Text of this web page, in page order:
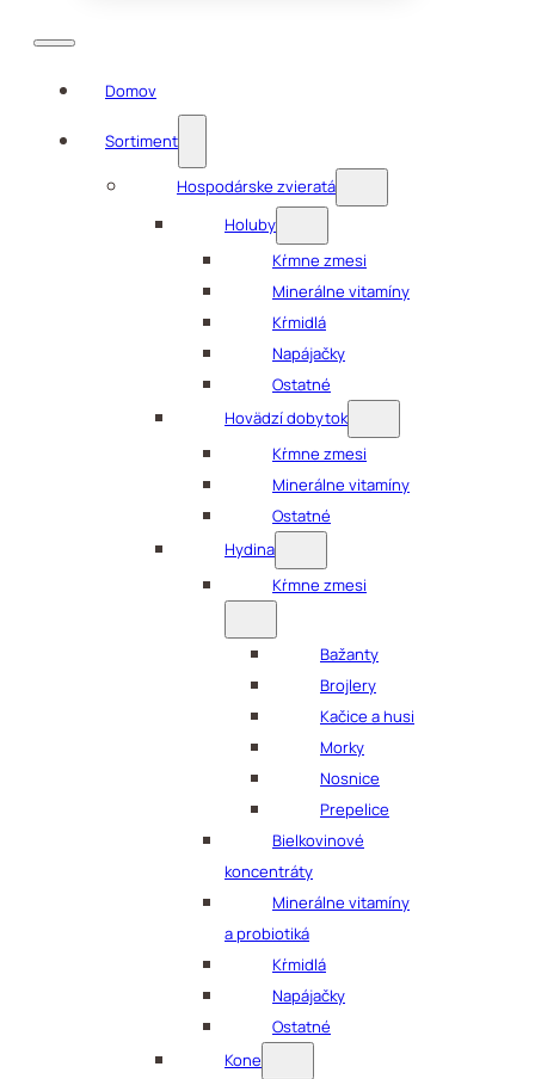
Domov
Sortiment
Hospodárske zvieratá
Holuby
Kŕmne zmesi
Minerálne vitamíny
Kŕmidlá
Napájačky
Ostatné
Hovädzí dobytok
Kŕmne zmesi
Minerálne vitamíny
Ostatné
Hydina
Kŕmne zmesi
Bažanty
Brojlery
Kačice a husi
Morky
Nosnice
Prepelice
Bielkovinové
koncentráty
Minerálne vitamíny
a probiotiká
Kŕmidlá
Napájačky
Ostatné
Kone